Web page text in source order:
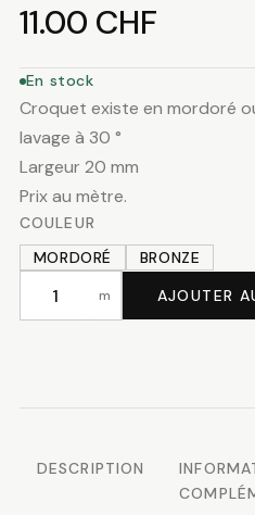
11.00 CHF
En stock
Croquet existe en mordoré
lavage à 30 °
Largeur 20 mm
Prix au mètre.
COULEUR
MORDORÉ
BRONZE
quantité
m AJOUTER
DESCRIPTION